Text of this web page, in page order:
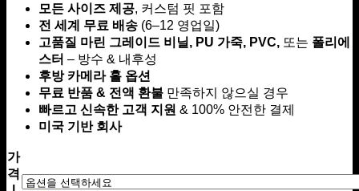
$69.00
~
$199.00
모든 사이즈 제공, 커스텀 핏 포함
전 세계 무료 배송 (6–12 영업일)
고품질 마린 그레이드 비닐, PU 가죽, PVC, 또는 폴리에
스터 – 방수 & 내후성
후방 카메라 홀 옵션
무료 반품 & 전액 환불 만족하지 않으실 경우
빠르고 신속한 고객 지원 & 100% 안전한 결제
미국 기반 회사
가
격